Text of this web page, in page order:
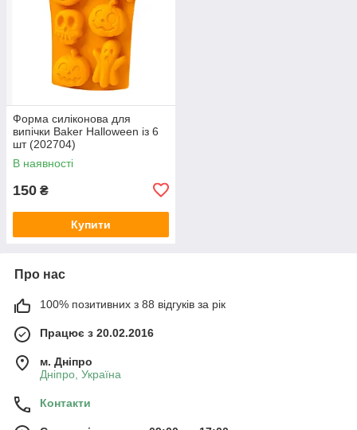
Форма силіконова для
випічки Baker Halloween із 6
шт (202704)
В наявності
150 ₴
Купити
Про нас
100% позитивних з 88 відгуків за рік
Працює з 20.02.2016
м. Дніпро
Дніпро, Україна
Контакти